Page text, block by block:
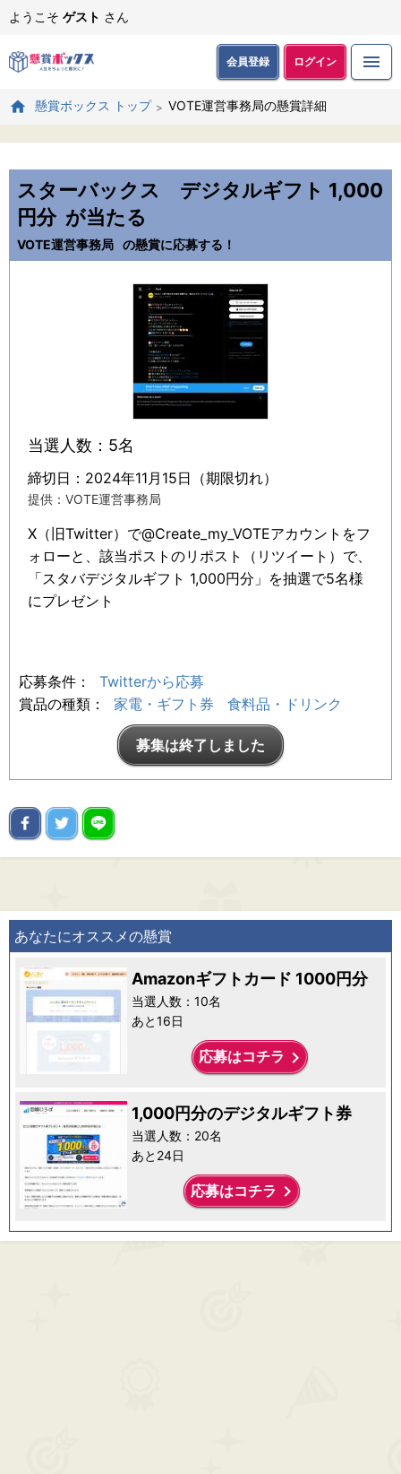
ようこそ ゲスト さん
会員登録 ログイン
懸賞ボックス トップ VOTE運営事務局の懸賞詳細
スターバックス デジタルギフト 1,000
円分 が当たる
VOTE運営事務局 の懸賞に応募する！
当選人数：5名
締切日：2024年11月15日（期限切れ）
提供：VOTE運営事務局
X（旧Twitter）で@Create_my_VOTEアカウントをフ
ォローと、該当ポストのリポスト（リツイート）で、
「スタバデジタルギフト 1,000円分」を抽選で5名様
にプレゼント
応募条件：
Twitterから応募
賞品の種類：
家電・ギフト券 食料品・ドリンク
募集は終了しました
あなたにオススメの懸賞
Amazonギフトカード 1000円分
当選人数：10名
あと16日
応募はコチラ keyboard_arrow_right
1,000円分のデジタルギフト券
当選人数：20名
あと24日
応募はコチラ keyboard_arrow_right